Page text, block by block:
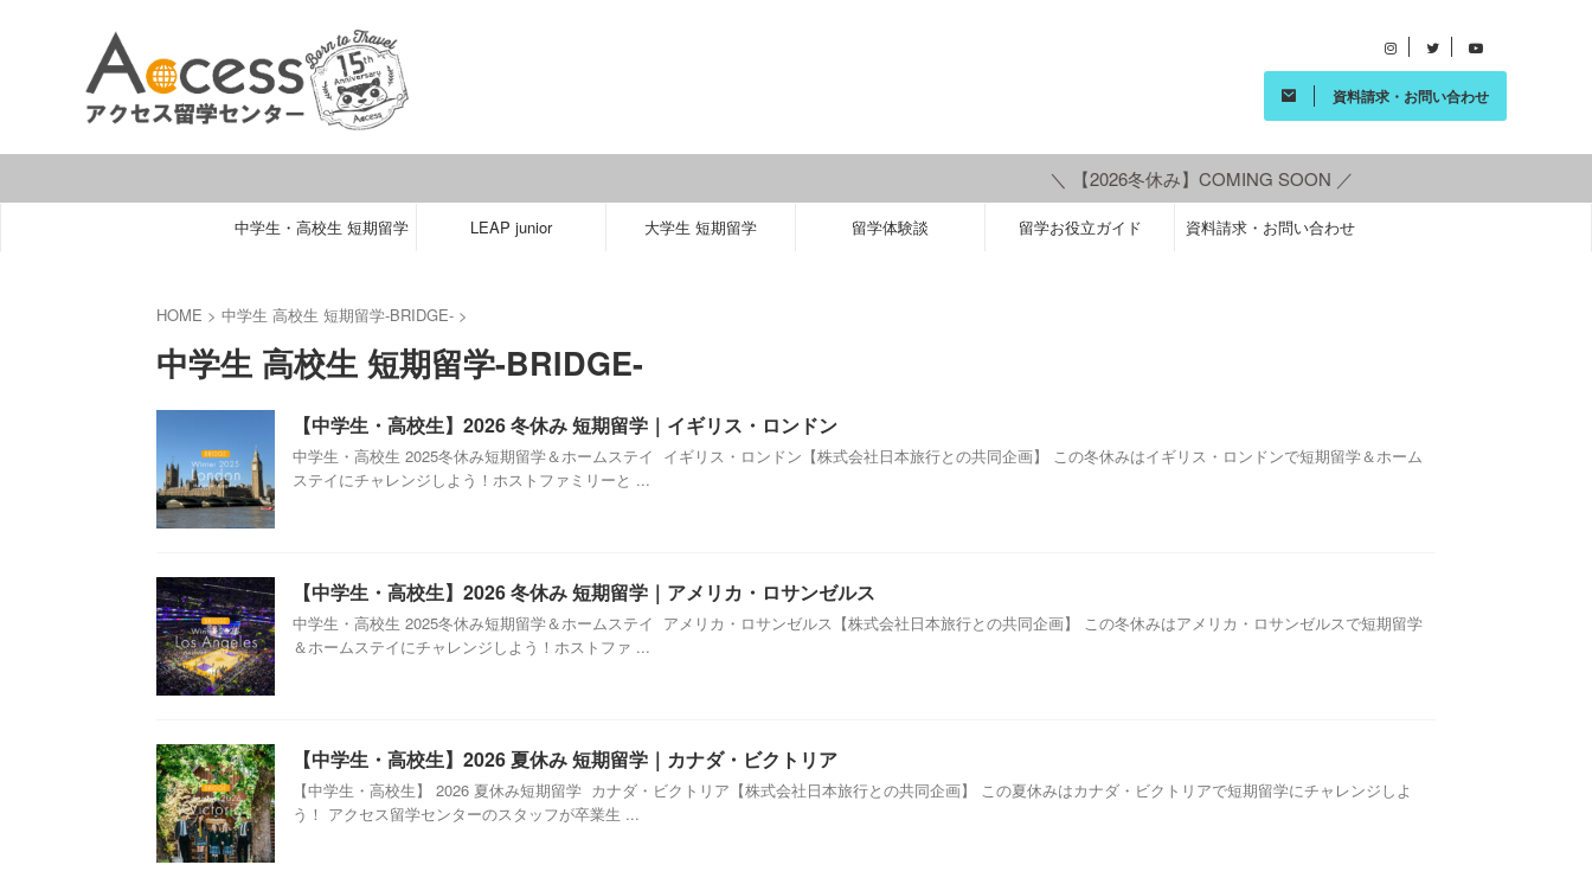
資料請求・お問い合わせ
＼ 【2026冬休み】COMING SOON ／
中学生・高校生 短期留学 LEAP junior 大学生 短期留学 留学体験談 留学お役立ガイド 資料請求・お問い合わせ
HOME > 中学生 高校生 短期留学-BRIDGE- >
中学生 高校生 短期留学-BRIDGE-
【中学生・高校生】2026 冬休み 短期留学｜イギリス・ロンドン
中学生・高校生 2025冬休み短期留学＆ホームステイ イギリス・ロンドン【株式会社日本旅行との共同企画】 この冬休みはイギリス・ロンドンで短期留学＆ホーム
ステイにチャレンジしよう！ホストファミリーと ...
【中学生・高校生】2026 冬休み 短期留学｜アメリカ・ロサンゼルス
中学生・高校生 2025冬休み短期留学＆ホームステイ アメリカ・ロサンゼルス【株式会社日本旅行との共同企画】 この冬休みはアメリカ・ロサンゼルスで短期留学
＆ホームステイにチャレンジしよう！ホストファ ...
【中学生・高校生】2026 夏休み 短期留学｜カナダ・ビクトリア
【中学生・高校生】 2026 夏休み短期留学 カナダ・ビクトリア【株式会社日本旅行との共同企画】 この夏休みはカナダ・ビクトリアで短期留学にチャレンジしよ
う！ アクセス留学センターのスタッフが卒業生 ...